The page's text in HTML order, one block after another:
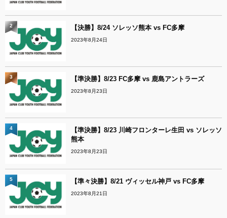
【決勝】8/24 ソレッソ熊本 vs FC多摩
2023年8月24日
2
【準決勝】8/23 FC多摩 vs 鹿島アントラーズ
2023年8月23日
3
【準決勝】8/23 川崎フロンターレ生田 vs ソレッソ
熊本
2023年8月23日
4
【準々決勝】8/21 ヴィッセル神戸 vs FC多摩
2023年8月21日
5